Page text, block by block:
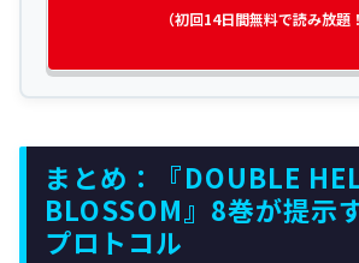
（初回14日間無料で読み放題
まとめ：『DOUBLE
BLOSSOM』8巻が提示
プロトコル